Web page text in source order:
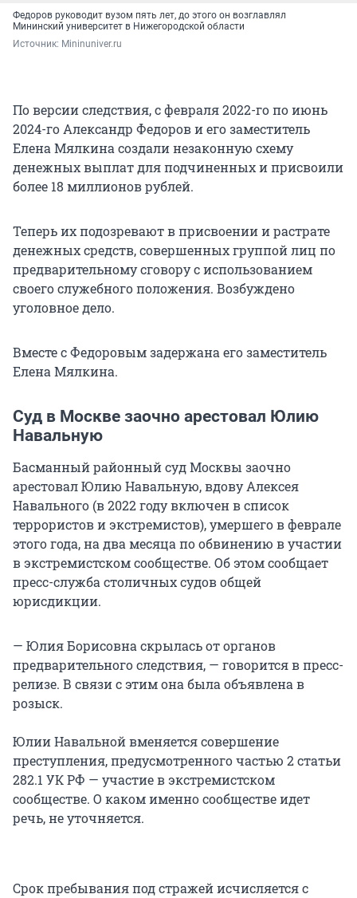
Федоров руководит вузом пять лет, до этого он возглавлял
Мининский университет в Нижегородской области
Источник: Mininuniver.ru
По версии следствия, с февраля 2022-го по июнь
2024-го Александр Федоров и его заместитель
Елена Мялкина создали незаконную схему
денежных выплат для подчиненных и присвоили
более 18 миллионов рублей.
Теперь их подозревают в присвоении и растрате
денежных средств, совершенных группой лиц по
предварительному сговору с использованием
своего служебного положения. Возбуждено
уголовное дело.
Вместе с Федоровым задержана его заместитель
Елена Мялкина.
Суд в Москве заочно арестовал Юлию
Навальную
Басманный районный суд Москвы заочно
арестовал Юлию Навальную, вдову Алексея
Навального (в 2022 году включен в список
террористов и экстремистов), умершего в феврале
этого года, на два месяца по обвинению в участии
в экстремистском сообществе. Об этом сообщает
пресс-служба столичных судов общей
юрисдикции.
— Юлия Борисовна скрылась от органов
предварительного следствия, — говорится в пресс-
релизе. В связи с этим она была объявлена в
розыск.
Юлии Навальной вменяется совершение
преступления, предусмотренного частью 2 статьи
282.1 УК РФ — участие в экстремистском
сообществе. О каком именно сообществе идет
речь, не уточняется.
Срок пребывания под стражей исчисляется с